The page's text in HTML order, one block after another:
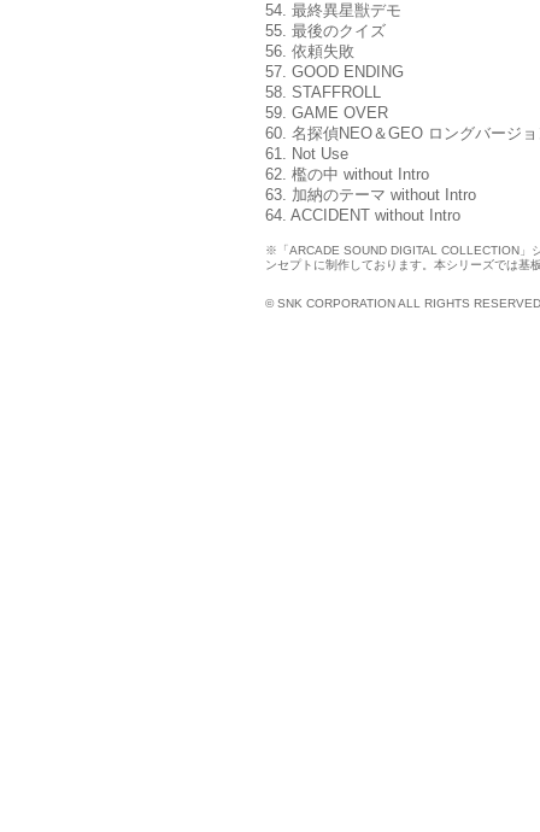
54. 最終異星獣デモ
55. 最後のクイズ
56. 依頼失敗
57. GOOD ENDING
58. STAFFROLL
59. GAME OVER
60. 名探偵NEO＆GEO ロングバージ
61. Not Use
62. 檻の中 without Intro
63. 加納のテーマ without Intro
64. ACCIDENT without Intro
※「ARCADE SOUND DIGITAL COLLECTION」
ンセプトに制作しております。本シリーズでは基
© SNK CORPORATION ALL RIGHTS